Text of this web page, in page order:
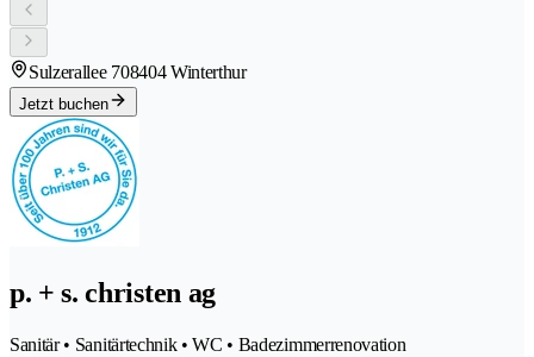
Sulzerallee 708404 Winterthur
Jetzt buchen
p. + s. christen ag
Sanitär • Sanitärtechnik • WC • Badezimmerrenovation